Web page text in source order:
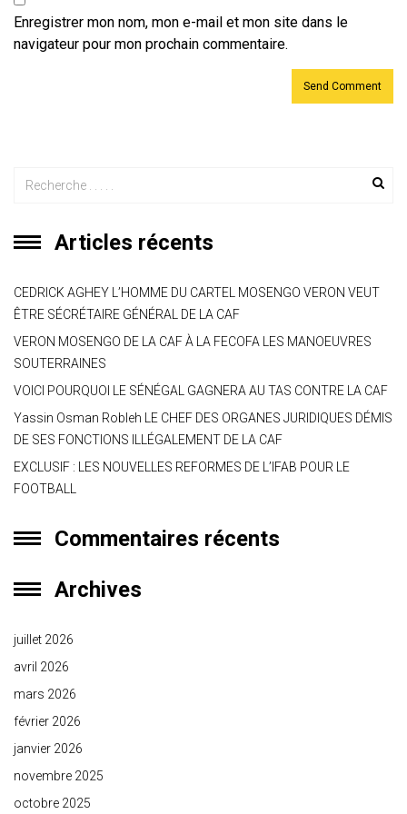
Enregistrer mon nom, mon e-mail et mon site dans le
navigateur pour mon prochain commentaire.
Articles récents
CEDRICK AGHEY L’HOMME DU CARTEL MOSENGO VERON VEUT
ÊTRE SÉCRÉTAIRE GÉNÉRAL DE LA CAF
VERON MOSENGO DE LA CAF À LA FECOFA LES MANOEUVRES
SOUTERRAINES
VOICI POURQUOI LE SÉNÉGAL GAGNERA AU TAS CONTRE LA CAF
Yassin Osman Robleh LE CHEF DES ORGANES JURIDIQUES DÉMIS
DE SES FONCTIONS ILLÉGALEMENT DE LA CAF
EXCLUSIF : LES NOUVELLES REFORMES DE L’IFAB POUR LE
FOOTBALL
Commentaires récents
Archives
juillet 2026
avril 2026
mars 2026
février 2026
janvier 2026
novembre 2025
octobre 2025